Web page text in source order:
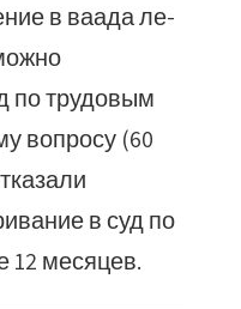
в ваада ле-
по трудовым
вопросу (60
в суд по
12 месяцев.